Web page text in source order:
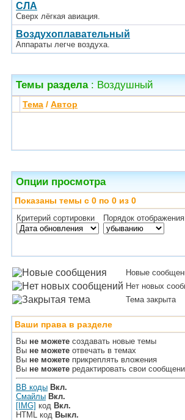
СЛА
Сверх лёгкая авиация.
Воздухоплавательный
Аппараты легче воздуха.
Темы раздела: Воздушный
Тема / Автор
Опции просмотра
Показаны темы с 0 по 0 из 0
Критерий сортировки Порядок отображения
Новые
Нет новых
Тема закрыта
Ваши права в разделе
Вы не можете создавать новые темы
Вы не можете отвечать в темах
Вы не можете прикреплять вложения
Вы не можете редактировать свои
BB коды Вкл.
Смайлы Вкл.
[IMG] код Вкл.
HTML код Выкл.